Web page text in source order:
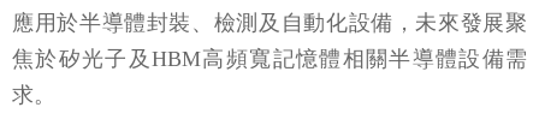
應用於半導體封裝、檢測及自動化設備，未來發展聚
焦於矽光子及HBM高頻寬記憶體相關半導體設備需
求。